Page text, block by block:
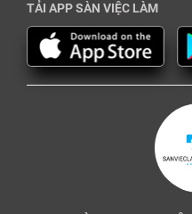
TẢI APP SÀN VIỆC LÀM